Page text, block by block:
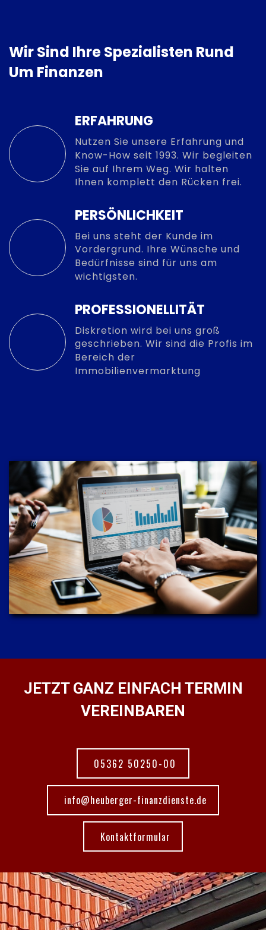
Wir Sind Ihre Spezialisten Rund
Um Finanzen
ERFAHRUNG
Nutzen Sie unsere Erfahrung und
Know-How seit 1993. Wir begleiten
Sie auf Ihrem Weg. Wir halten
Ihnen komplett den Rücken frei.
PERSÖNLICHKEIT
Bei uns steht der Kunde im
Vordergrund. Ihre Wünsche und
Bedürfnisse sind für uns am
wichtigsten.
PROFESSIONELLITÄT
Diskretion wird bei uns groß
geschrieben. Wir sind die Profis im
Bereich der
Immobilienvermarktung
JETZT GANZ EINFACH TERMIN
VEREINBAREN
05362 50250-00
info@heuberger-finanzdienste.de
Kontaktformular